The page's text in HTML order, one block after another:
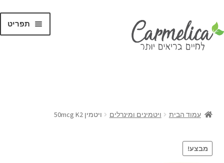
תפריט
עמוד הבית ויטמינים ומינרלים ויטמין 50mcg K2
מבצע!